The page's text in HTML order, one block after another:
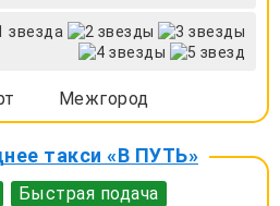
Межгород
такси «В ПУТЬ»
Быстрая подача